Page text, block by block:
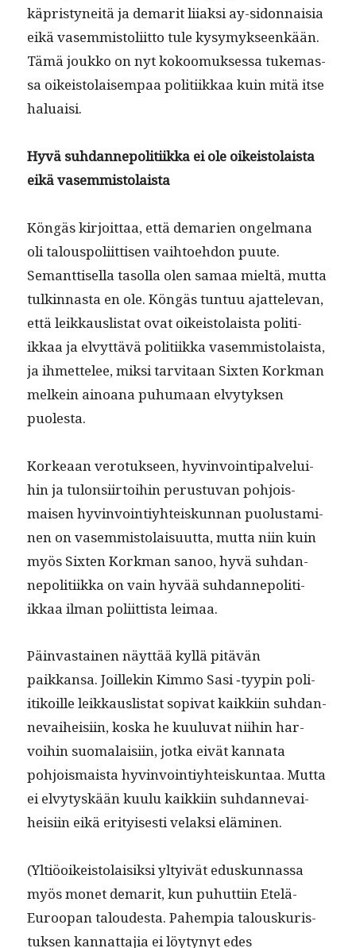
käpristyneitä ja demar­it liiak­si ay-sidon­naisia
eikä vasem­mis­toli­it­to tule kysymyk­seenkään.
Tämä joukko on nyt kokoomuk­ses­sa tuke­mas­
sa oikeis­to­laisem­paa poli­ti­ikkaa kuin mitä itse
haluaisi.
Hyvä suh­dan­nepoli­ti­ik­ka ei ole oikeis­to­laista
eikä vasemmistolaista
Köngäs kir­joit­taa, että demarien ongel­mana
oli talous­poli­it­tisen vai­h­toe­hdon puute.
Semant­tisel­la tasol­la olen samaa mieltä, mut­ta
tulkin­nas­ta en ole. Köngäs tun­tuu ajat­tel­e­van,
että leikkaus­li­s­tat ovat oikeis­to­laista poli­ti­
ikkaa ja elvyt­tävä poli­ti­ik­ka vasem­mis­to­laista,
ja ihmettelee, mik­si tarvi­taan Six­ten Kork­man
melkein ain­oana puhu­maan elvy­tyk­sen
puolesta.
Korkeaan vero­tuk­seen, hyv­in­voin­tipalvelui­
hin ja tulon­si­ir­toi­hin perus­tu­van pohjo­is­
maisen hyv­in­voin­tiy­hteiskun­nan puo­lus­t­a­mi­
nen on vasem­mis­to­laisu­ut­ta, mut­ta niin kuin
myös Six­ten Kork­man sanoo, hyvä suh­dan­
nepoli­ti­ik­ka on vain hyvää suh­dan­nepoli­ti­
ikkaa ilman poli­it­tista leimaa.
Päin­vas­tainen näyt­tää kyl­lä pitävän
paikkansa. Joillekin Kim­mo Sasi ‑tyypin poli­
itikoille leikkaus­li­s­tat sopi­vat kaikki­in suh­dan­
nevai­heisi­in, kos­ka he kuu­lu­vat niihin har­
voihin suo­ma­laisi­in, jot­ka eivät kan­na­ta
pohjo­is­maista hyv­in­voin­tiy­hteiskun­taa. Mut­ta
ei elvy­tyskään kuu­lu kaikki­in suh­dan­nevai­
heisi­in eikä eri­tyis­es­ti velak­si eläminen.
(Yltiöoikeis­to­laisik­si yltyivät eduskun­nas­sa
myös mon­et demar­it, kun puhut­ti­in Etelä-
Euroopan taloud­es­ta. Pahempia talouskuris­
tuk­sen kan­nat­ta­jia ei löy­tynyt edes